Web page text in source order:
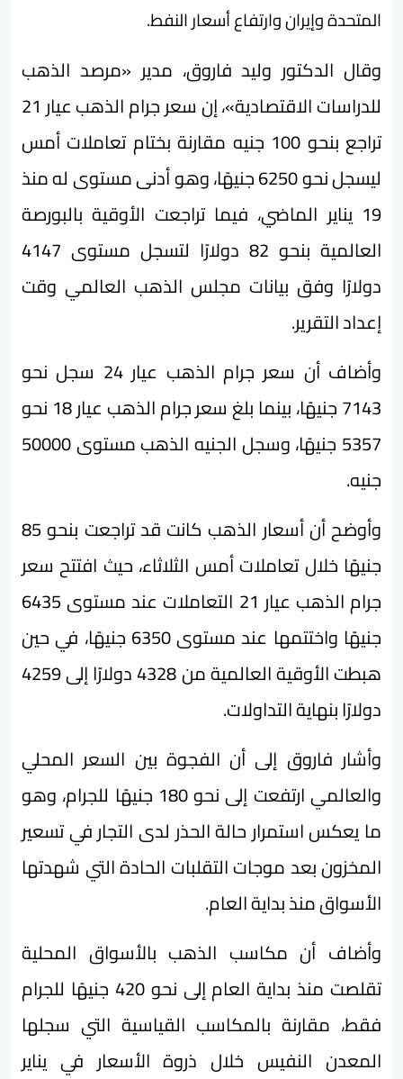
المتحدة وإيران وارتفاع أسعار النفط.
وقال الدكتور وليد فاروق، مدير «مرصد الذهب
للدراسات الاقتصادية»، إن سعر جرام الذهب عيار 21
تراجع بنحو 100 جنيه مقارنة بختام تعاملات أمس
ليسجل نحو 6250 جنيهًا، وهو أدنى مستوى له منذ
19 يناير الماضي، فيما تراجعت الأوقية بالبورصة
العالمية بنحو 82 دولارًا لتسجل مستوى 4147
دولارًا وفق بيانات مجلس الذهب العالمي وقت
إعداد التقرير.
وأضاف أن سعر جرام الذهب عيار 24 سجل نحو
7143 جنيهًا، بينما بلغ سعر جرام الذهب عيار 18 نحو
5357 جنيهًا، وسجل الجنيه الذهب مستوى 50000
جنيه.
وأوضح أن أسعار الذهب كانت قد تراجعت بنحو 85
جنيهًا خلال تعاملات أمس الثلاثاء، حيث افتتح سعر
جرام الذهب عيار 21 التعاملات عند مستوى 6435
جنيهًا واختتمها عند مستوى 6350 جنيهًا، في حين
هبطت الأوقية العالمية من 4328 دولارًا إلى 4259
دولارًا بنهاية التداولات.
وأشار فاروق إلى أن الفجوة بين السعر المحلي
والعالمي ارتفعت إلى نحو 180 جنيهًا للجرام، وهو
ما يعكس استمرار حالة الحذر لدى التجار في تسعير
المخزون بعد موجات التقلبات الحادة التي شهدتها
الأسواق منذ بداية العام.
وأضاف أن مكاسب الذهب بالأسواق المحلية
تقلصت منذ بداية العام إلى نحو 420 جنيهًا للجرام
فقط، مقارنة بالمكاسب القياسية التي سجلها
المعدن النفيس خلال ذروة الأسعار في يناير